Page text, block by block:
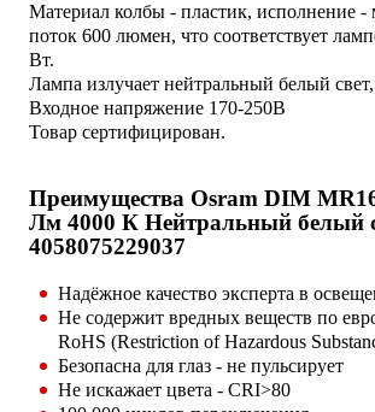
Материал колбы - пластик, исполнение -
поток 600 люмен, что соответствует
Вт.
Лампа излучает нейтральный белый
Входное напряжение 170-250В
Товар сертифицирован.
Преимущества Osram DIM
Лм 4000 К Нейтральный белый
4058075229037
Надёжное качество эксперта в
Не содержит вредных веществ по
RoHS (Restriction of Hazardous
Безопасна для глаз - не пульсирует
Не искажает цвета - CRI>80